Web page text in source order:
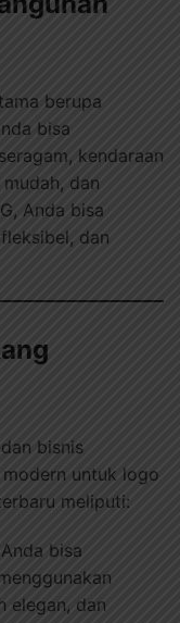
berupa
bisa
kendaraan
dan
Anda bisa
dan
bisnis
untuk logo
meliputi:
bisa
elegan, dan